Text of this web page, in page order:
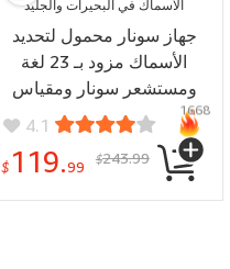
جهاز سونار محمول لتحديد
الأسماك مزود بـ 23 لغة
ومستشعر سونار ومقياس
صدى وهاتف محمول وجهاز
كشف التضاريس وشاشة
عرض عالية الدقة للقوارب
4.1
$ 119.99 $243.99
1668